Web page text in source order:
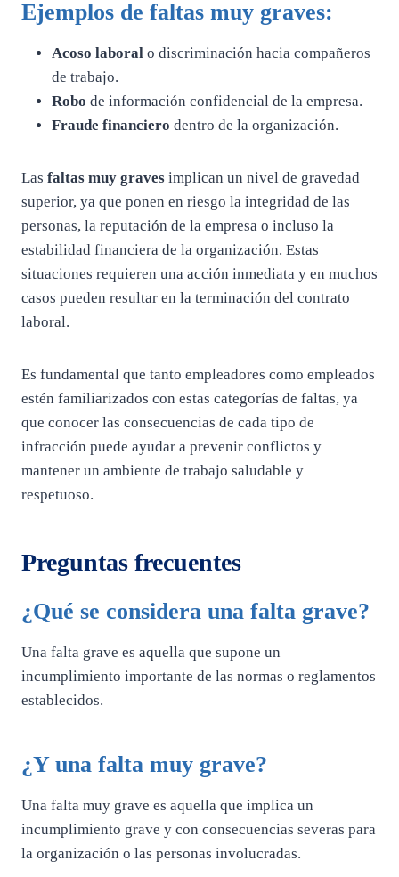
Ejemplos de faltas muy graves:
Acoso laboral o discriminación hacia compañeros
de trabajo.
Robo de información confidencial de la empresa.
Fraude financiero dentro de la organización.
Las faltas muy graves implican un nivel de gravedad
superior, ya que ponen en riesgo la integridad de las
personas, la reputación de la empresa o incluso la
estabilidad financiera de la organización. Estas
situaciones requieren una acción inmediata y en muchos
casos pueden resultar en la terminación del contrato
laboral.
Es fundamental que tanto empleadores como empleados
estén familiarizados con estas categorías de faltas, ya
que conocer las consecuencias de cada tipo de
infracción puede ayudar a prevenir conflictos y
mantener un ambiente de trabajo saludable y
respetuoso.
Preguntas frecuentes
¿Qué se considera una falta grave?
Una falta grave es aquella que supone un
incumplimiento importante de las normas o reglamentos
establecidos.
¿Y una falta muy grave?
Una falta muy grave es aquella que implica un
incumplimiento grave y con consecuencias severas para
la organización o las personas involucradas.